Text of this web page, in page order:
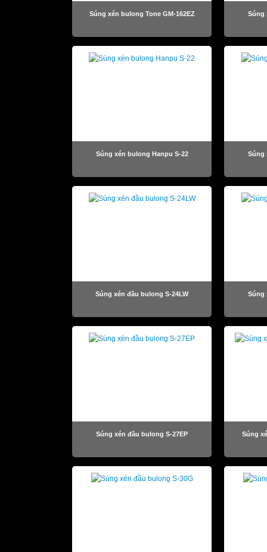
Súng xén bulong Tone GM-162EZ Súng
Súng xén bulong Hanpu S-22 Súng
Súng xén đầu bulong S-24LW Súng
Súng xén đầu bulong S-27EP Súng